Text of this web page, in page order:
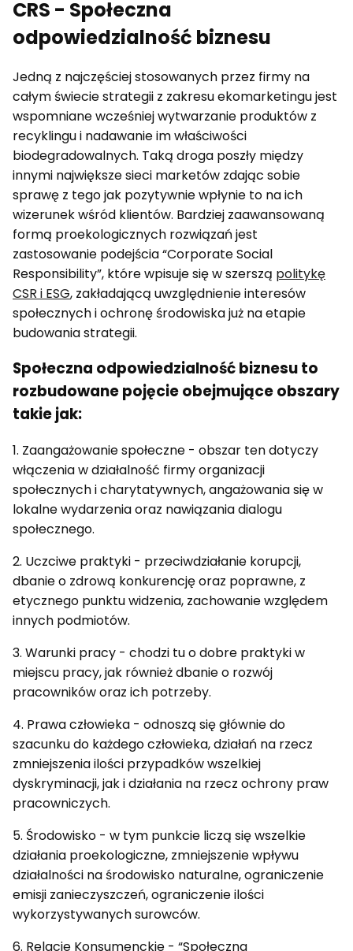
CRS - Społeczna
odpowiedzialność biznesu
Jedną z najczęściej stosowanych przez firmy na
całym świecie strategii z zakresu ekomarketingu jest
wspomniane wcześniej wytwarzanie produktów z
recyklingu i nadawanie im właściwości
biodegradowalnych. Taką droga poszły między
innymi największe sieci marketów zdając sobie
sprawę z tego jak pozytywnie wpłynie to na ich
wizerunek wśród klientów. Bardziej zaawansowaną
formą proekologicznych rozwiązań jest
zastosowanie podejścia “Corporate Social
Responsibility”, które wpisuje się w szerszą politykę
CSR i ESG, zakładającą uwzględnienie interesów
społecznych i ochronę środowiska już na etapie
budowania strategii.
Społeczna odpowiedzialność biznesu to
rozbudowane pojęcie obejmujące obszary
takie jak:
1. Zaangażowanie społeczne - obszar ten dotyczy
włączenia w działalność firmy organizacji
społecznych i charytatywnych, angażowania się w
lokalne wydarzenia oraz nawiązania dialogu
społecznego.
2. Uczciwe praktyki - przeciwdziałanie korupcji,
dbanie o zdrową konkurencję oraz poprawne, z
etycznego punktu widzenia, zachowanie względem
innych podmiotów.
3. Warunki pracy - chodzi tu o dobre praktyki w
miejscu pracy, jak również dbanie o rozwój
pracowników oraz ich potrzeby.
4. Prawa człowieka - odnoszą się głównie do
szacunku do każdego człowieka, działań na rzecz
zmniejszenia ilości przypadków wszelkiej
dyskryminacji, jak i działania na rzecz ochrony praw
pracowniczych.
5. Środowisko - w tym punkcie liczą się wszelkie
działania proekologiczne, zmniejszenie wpływu
działalności na środowisko naturalne, ograniczenie
emisji zanieczyszczeń, ograniczenie ilości
wykorzystywanych surowców.
6. Relacje Konsumenckie - “Społeczna